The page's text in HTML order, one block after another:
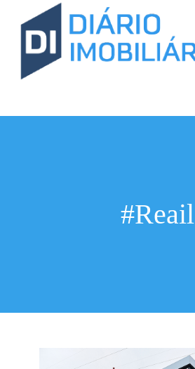
#Reail